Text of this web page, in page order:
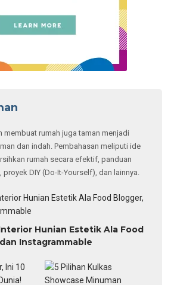
membuat rumah juga taman menjadi
dan indah. Pembahasan meliputi ide
rumah secara efektif, panduan
DIY (Do-It-Yourself), dan lainnya.
Hunian Estetik Ala Food
Instagrammable